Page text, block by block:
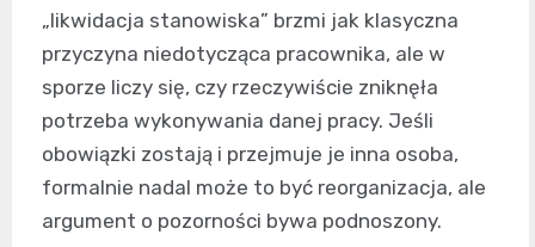
„likwidacja stanowiska” brzmi jak klasyczna
przyczyna niedotycząca pracownika, ale w
sporze liczy się, czy rzeczywiście zniknęła
potrzeba wykonywania danej pracy. Jeśli
obowiązki zostają i przejmuje je inna osoba,
formalnie nadal może to być reorganizacja, ale
argument o pozorności bywa podnoszony.